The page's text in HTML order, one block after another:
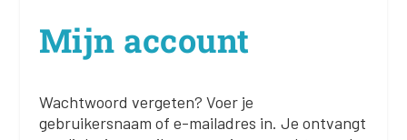
Mijn account
Wachtwoord vergeten? Voer je
gebruikersnaam of e-mailadres in. Je ontvangt